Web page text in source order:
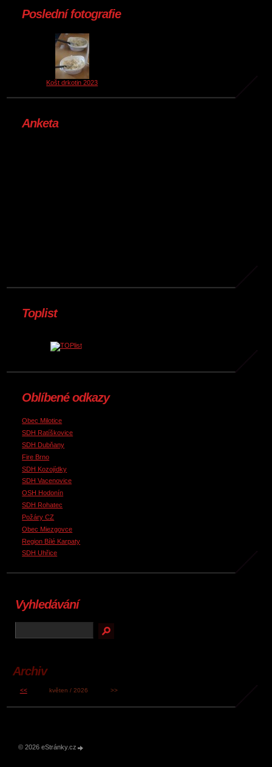
Poslední fotografie
Košt drkotin 2023
Anketa
Toplist
Oblíbené odkazy
Obec Milotice
SDH Ratíškovice
SDH Dubňany
Fire Brno
SDH Kozojídky
SDH Vacenovice
OSH Hodonín
SDH Rohatec
Požáry CZ
Obec Miezgovce
Region Bílé Karpaty
SDH Uhřice
Vyhledávání
Archiv
<< květen / 2026 >>
© 2026 eStránky.cz